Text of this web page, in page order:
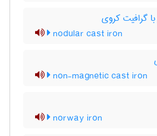
گرافیت کروی
nodular cast iron
non-magnetic cast iron
norway iron